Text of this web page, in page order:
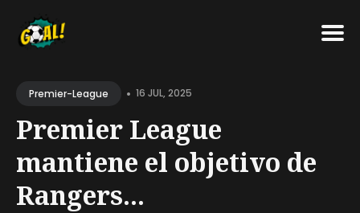
forPremier-League • 16 JUL, 2025
Premier League
mantiene el objetivo de
Rangers...